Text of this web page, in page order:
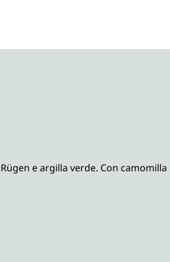
e argilla verde. Con